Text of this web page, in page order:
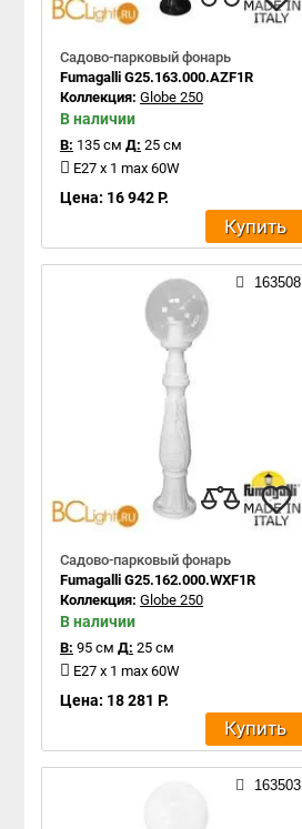
Садово-парковый фонарь
Fumagalli G25.163.000.AZF1R
Коллекция: Globe 250
В наличии
В: 135 см Д: 25 см
E27 x 1 max 60W
Цена: 16 942 Р.
Купить
163508
Садово-парковый фонарь
Fumagalli G25.162.000.WXF1R
Коллекция: Globe 250
В наличии
В: 95 см Д: 25 см
E27 x 1 max 60W
Цена: 18 281 Р.
Купить
163503